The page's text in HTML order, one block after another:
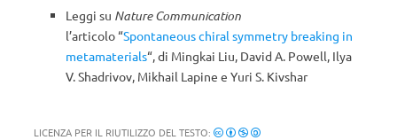
Leggi su Nature Communication
l’articolo “Spontaneous chiral symmetry breaking in
metamaterials“, di Mingkai Liu, David A. Powell, Ilya
V. Shadrivov, Mikhail Lapine e Yuri S. Kivshar
LICENZA PER IL RIUTILIZZO DEL TESTO: